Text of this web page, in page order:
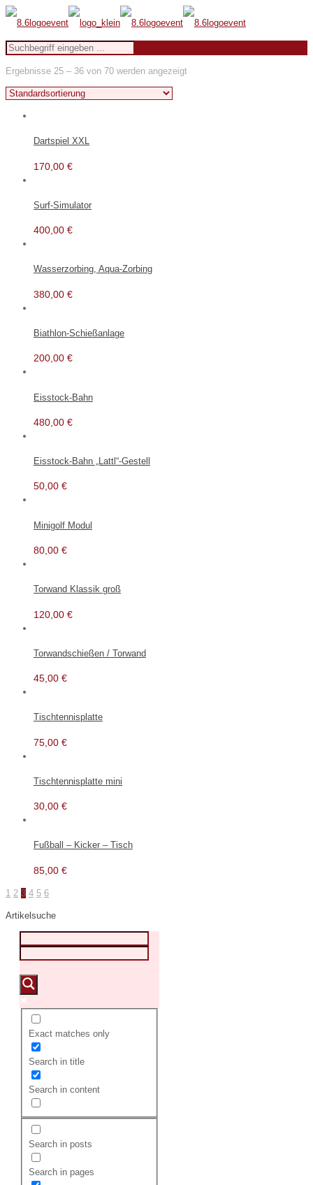
Ergebnisse 25 – 36 von 70 werden angezeigt
Dartspiel XXL
170,00 €
Surf-Simulator
400,00 €
Wasserzorbing, Aqua-Zorbing
380,00 €
Biathlon-Schießanlage
200,00 €
Eisstock-Bahn
480,00 €
Eisstock-Bahn „Lattl“-Gestell
50,00 €
Minigolf Modul
80,00 €
Torwand Klassik groß
120,00 €
Torwandschießen / Torwand
45,00 €
Tischtennisplatte
75,00 €
Tischtennisplatte mini
30,00 €
Fußball – Kicker – Tisch
85,00 €
1 2 3 4 5 6
Artikelsuche
Exact matches only
Search in title
Search in content
Search in posts
Search in pages